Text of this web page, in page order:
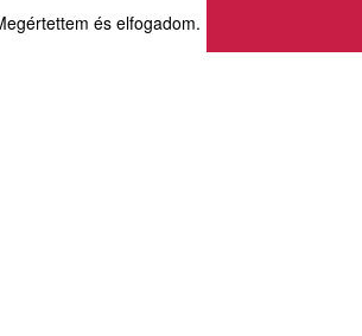
és elfogadom.